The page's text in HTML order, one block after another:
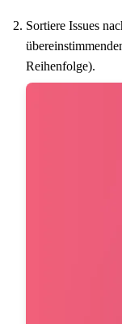
Sortiere Issues
Reihenfolge).